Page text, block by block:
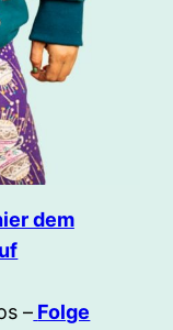
dem
– Folge